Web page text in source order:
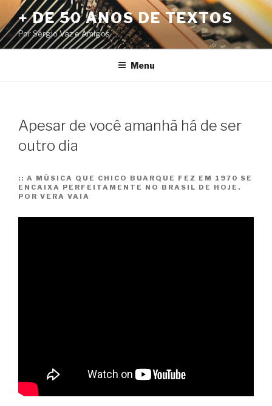
Pular
para
o
conteúdo
+ DE 50 ANOS DE TEXTOS
Por Sérgio Vaz e Amigos
Menu
Apesar de você amanhã há de ser
outro dia
:: A MÚSICA QUE CHICO BUARQUE FEZ EM 1970 SE
ENCAIXA PERFEITAMENTE NO BRASIL DE HOJE.
POR VERA VAIA